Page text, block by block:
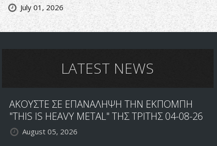
July 01, 2026
LATEST NEWS
ΑΚΟΥΣΤΕ ΣΕ ΕΠΑΝΑΛΗΨΗ ΤΗΝ ΕΚΠΟΜΠΗ
"THIS IS HEAVY METAL" ΤΗΣ ΤΡΙΤΗΣ 04-08-26
August 05, 2026